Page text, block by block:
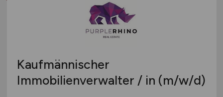
Kaufmännischer
Immobilienverwalter / in (m/w/d)